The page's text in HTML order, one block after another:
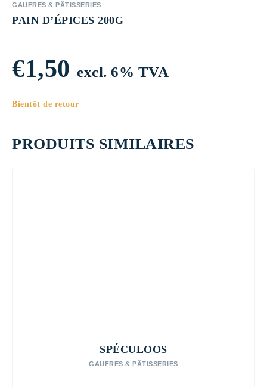
GAUFRES & PÂTISSERIES
PAIN D’ÉPICES 200G
€1,50 excl. 6% TVA
Bientôt de retour
PRODUITS SIMILAIRES
SPÉCULOOS
GAUFRES & PÂTISSERIES